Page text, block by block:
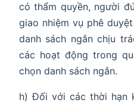
có thẩm quyền, người
giao nhiệm vụ phê
danh sách ngắn chịu
các hoạt động trong
chọn danh sách ngắn.
h) Đối với các thời hạn